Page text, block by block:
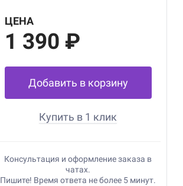
ЦЕНА
1 390 ₽
Добавить в корзину
Купить в 1 клик
Консультация и оформление заказа в
чатах.
Пишите! Время ответа не более 5 минут.